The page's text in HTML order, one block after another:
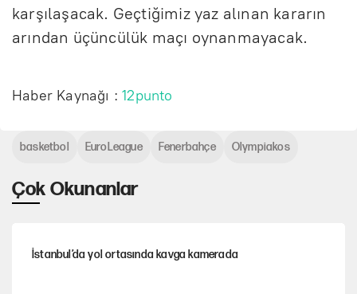
karşılaşacak. Geçtiğimiz yaz alınan kararın
arından üçüncülük maçı oynanmayacak.
Haber Kaynağı :12punto
Çok Okunanlar
İstanbul’da yol ortasında kavga kamerada
basketbol EuroLeague Fenerbahçe Olympiakos